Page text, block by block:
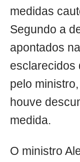
medidas
Segundo a
apontados
esclarecidos
pelo
houve
medida.
O ministro